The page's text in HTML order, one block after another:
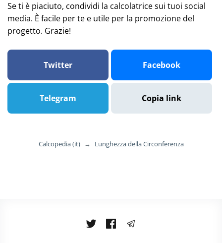
Se ti è piaciuto, condividi la calcolatrice sui tuoi social
media. È facile per te e utile per la promozione del
progetto. Grazie!
Twitter Facebook
Telegram Copia link
Calcopedia (it) → Lunghezza della Circonferenza